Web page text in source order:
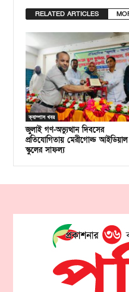
RELATED ARTICLES
ক্যাম্পাস খবর
জুলাই গণ-অভ্যুত্থান দিবসের
প্রতিযোগিতায় মেরীগোল্ড আইডিয়াল
স্কুলের সাফল্য